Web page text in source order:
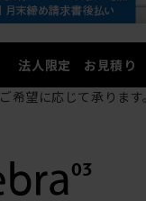
法人限定 お見積り
ご希望に応じて承ります。